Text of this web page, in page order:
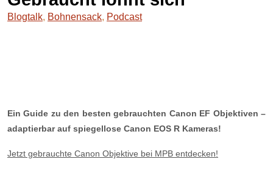
Blogtalk, Bohnensack, Podcast
Ein Guide zu den besten gebrauchten Canon EF Objektiven –
adaptierbar auf spiegellose Canon EOS R Kameras!
⁠Jetzt gebrauchte Canon Objektive bei MPB entdecken!⁠